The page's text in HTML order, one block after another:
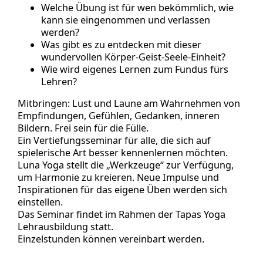
Welche Übung ist für wen bekömmlich, wie
kann sie eingenommen und verlassen
werden?
Was gibt es zu entdecken mit dieser
wundervollen Körper-Geist-Seele-Einheit?
Wie wird eigenes Lernen zum Fundus fürs
Lehren?
Mitbringen: Lust und Laune am Wahrnehmen von
Empfindungen, Gefühlen, Gedanken, inneren
Bildern. Frei sein für die Fülle.
Ein Vertiefungsseminar für alle, die sich auf
spielerische Art besser kennenlernen möchten.
Luna Yoga stellt die „Werkzeuge“ zur Verfügung,
um Harmonie zu kreieren. Neue Impulse und
Inspirationen für das eigene Üben werden sich
einstellen.
Das Seminar findet im Rahmen der Tapas Yoga
Lehrausbildung statt.
Einzelstunden können vereinbart werden.